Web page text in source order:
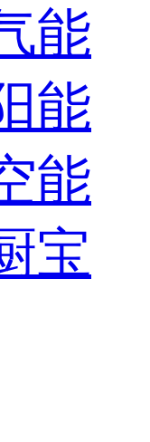
能
能
能
宝